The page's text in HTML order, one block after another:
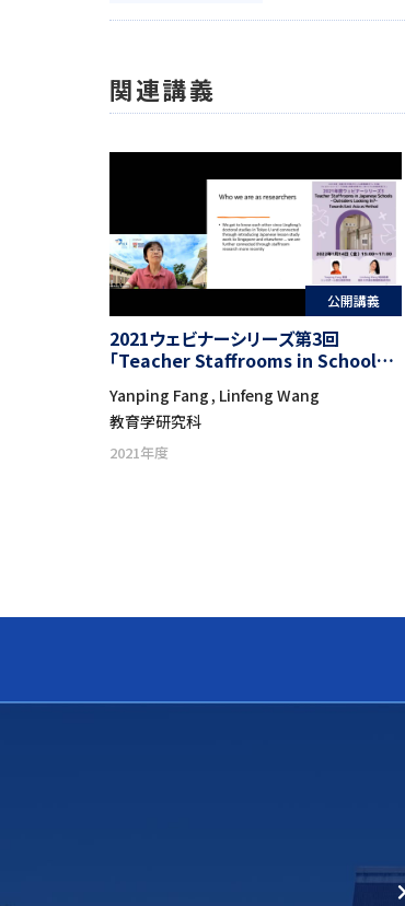
関連講義
公開講義
2021ウェビナーシリーズ第3回
「Teacher Staffrooms in Schools
Towards East Asia as a Method」
Yanping Fang , Linfeng Wang
教育学研究科
2021年度